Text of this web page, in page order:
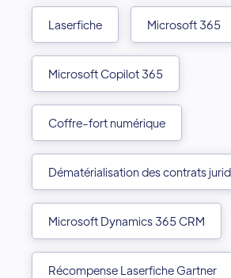
Laserfiche Microsoft 365
Microsoft Copilot 365
Coffre-fort numérique
Dématérialisation des contrats
Microsoft Dynamics 365 CRM
Récompense Laserfiche Gartner